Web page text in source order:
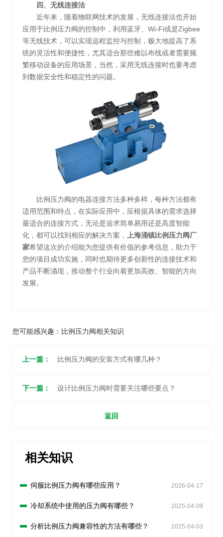
四、无线连接法
近年来，随着物联网技术的发展，无线连接法也开始
应用于比例压力阀的控制中，利用蓝牙、Wi-Fi或是Zigbee
等无线技术，可以实现远程监控与控制，极大地提高了系
统的灵活性和便捷性，尤其适合那些难以布线或者需要频
繁移动设备的应用场景，当然，采用无线连接时也要考虑
到数据安全性和稳定性的问题。
比例压力阀的电器连接方法多种多样，每种方法都有
适用范围和特点，在实际应用中，应根据具体的需求选择
最适合的连接方式，无论是追求简单易用还是高度智能
化，都可以找到相应的解决方案，
上海涌镇比例压力阀厂
家希望这次的介绍能为您提供有价值的参考信息，助力于
您的项目成功实施，同时也期待更多创新性的连接技术和
产品不断涌现，推动整个行业向着更加高效、智能的方向
发展。
您可能感兴趣： 比例压力阀相关知识
上一篇： 比例压力阀的安装方式有哪几种？
下一篇： 设计比例压力阀时需要关注哪些要点？
返回
相关知识
伺服比例压力阀有哪些应用？ 2026-04-17
冷却系统中使用的压力阀有哪些？ 2025-04-09
分析比例压力阀兼容性的方法有哪些？ 2025-04-03